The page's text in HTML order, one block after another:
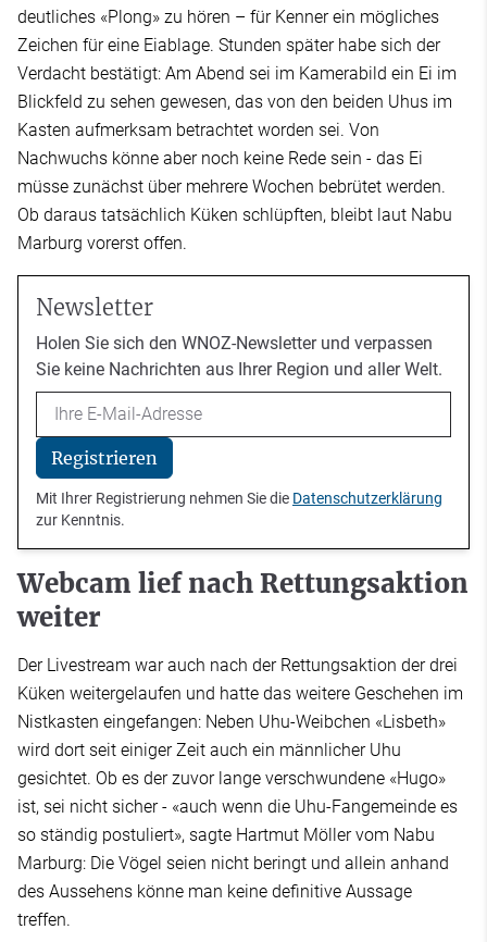
deutliches «Plong» zu hören – für Kenner ein mögliches
Zeichen für eine Eiablage. Stunden später habe sich der
Verdacht bestätigt: Am Abend sei im Kamerabild ein Ei im
Blickfeld zu sehen gewesen, das von den beiden Uhus im
Kasten aufmerksam betrachtet worden sei. Von
Nachwuchs könne aber noch keine Rede sein - das Ei
müsse zunächst über mehrere Wochen bebrütet werden.
Ob daraus tatsächlich Küken schlüpften, bleibt laut Nabu
Marburg vorerst offen.
Newsletter
Holen Sie sich den WNOZ-Newsletter und verpassen
Sie keine Nachrichten aus Ihrer Region und aller Welt.
Email
Registrieren
Mit Ihrer Registrierung nehmen Sie die Datenschutzerklärung
zur Kenntnis.
Webcam lief nach Rettungsaktion
weiter
Der Livestream war auch nach der Rettungsaktion der drei
Küken weitergelaufen und hatte das weitere Geschehen im
Nistkasten eingefangen: Neben Uhu-Weibchen «Lisbeth»
wird dort seit einiger Zeit auch ein männlicher Uhu
gesichtet. Ob es der zuvor lange verschwundene «Hugo»
ist, sei nicht sicher - «auch wenn die Uhu-Fangemeinde es
so ständig postuliert», sagte Hartmut Möller vom Nabu
Marburg: Die Vögel seien nicht beringt und allein anhand
des Aussehens könne man keine definitive Aussage
treffen.